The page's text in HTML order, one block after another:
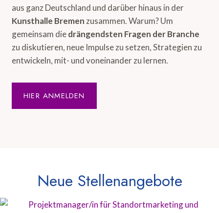
aus ganz Deutschland und darüber hinaus in der
Kunsthalle Bremen zusammen. Warum? Um
gemeinsam diedrängendsten Fragen der Branche
zu diskutieren, neue Impulse zu setzen, Strategien zu
entwickeln, mit- und voneinander zu lernen.
HIER ANMELDEN
Neue Stellenangebote